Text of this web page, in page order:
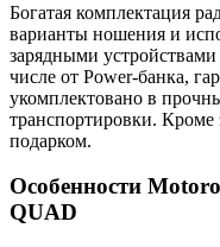
Богатая комплектация
варианты ношения и
зарядными
числе от Power-банка,
укомплектовано в
транспортировки. Кроме
подарком.
Особенности
QUAD